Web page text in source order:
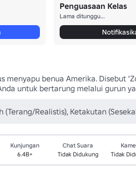
Penguasaan Kelas
Lama ditunggu...
menyapu benua Amerika. Disebut
untuk bertarung melalui gurun
(Terang/Realistis), Ketakutan
Kunjungan
6.4B+
Chat Suara
Tidak Didukung
Tidak